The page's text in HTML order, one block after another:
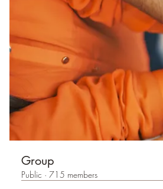
Group
Public · 715 members